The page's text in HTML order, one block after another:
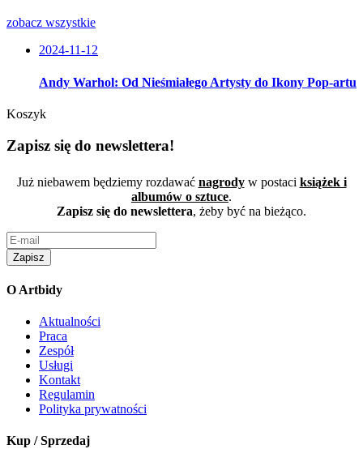
zobacz wszystkie
2024-11-12
Andy Warhol: Od Nieśmiałego Artysty do Ikony Pop-artu
Koszyk
Zapisz się do newslettera!
Już niebawem będziemy rozdawać nagrodyw postaci książek i
albumów o sztuce.
Zapisz się do newslettera, żeby być na bieżąco.
Zapisz
O Artbidy
Aktualności
Praca
Zespół
Usługi
Kontakt
Regulamin
Polityka prywatności
Kup / Sprzedaj